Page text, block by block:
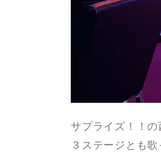
サプライズ！！
３ステージとも歌